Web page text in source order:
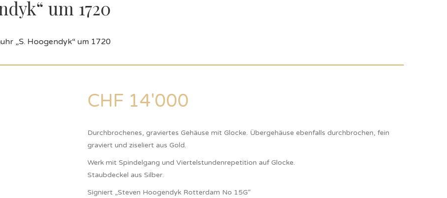
um 1720
„S. Hoogendyk“ um 1720
CHF 14'000
Durchbrochenes, graviertes Gehäuse mit Glocke. Übergehäuse ebenfalls durchbrochen, fein
graviert und ziseliert aus Gold.
Werk mit Spindelgang und Viertelstundenrepetition auf Glocke.
Staubdeckel aus Silber.
Signiert „Steven Hoogendyk Rotterdam No 15G“